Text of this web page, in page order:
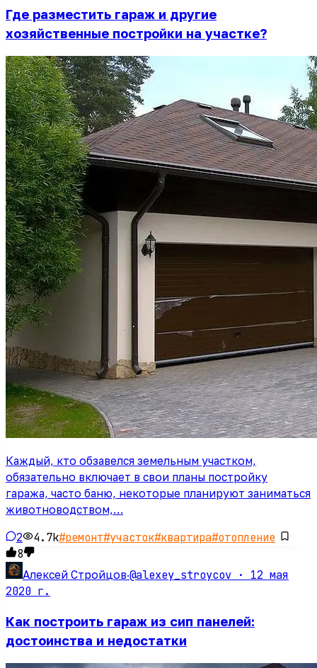
Где разместить гараж и другие
хозяйственные постройки на участке?
Каждый, кто обзавелся земельным участком,
обязательно включает в свои планы постройку
гаража, часто баню, некоторые планируют заниматься
животноводством,…
2 4.7k#ремонт#участок#квартира#отопление
8
Алексей Стройцов·@alexey_stroycov · 12 мая
2020 г.
Как построить гараж из сип панелей:
достоинства и недостатки